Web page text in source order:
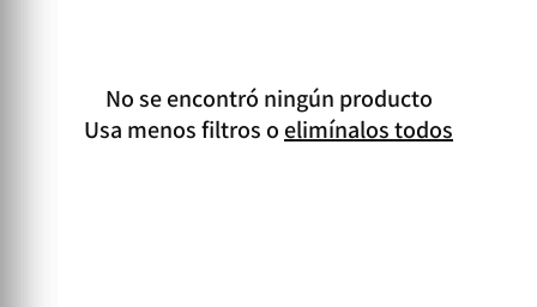
No se encontró ningún producto
Usa menos filtros oelimínalos todos